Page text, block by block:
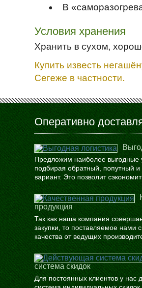
В
Условия хранения
Хранить в сухом,
Купить известь
Сегеже в частности.
Оперативно
Предложим наиболее выгодные
подбирая обратный, попутный и
вариант. Это позволит
продукция
Так как наша компания
закупки, то поставляемое нами
качества от ведущих
система скидок
Для постоянных клиентов у нас